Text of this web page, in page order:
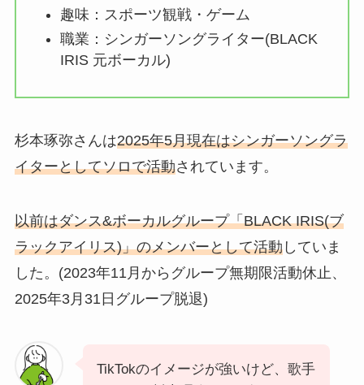
趣味：スポーツ観戦・ゲーム
職業：シンガーソングライター(BLACK
IRIS 元ボーカル)
杉本琢弥さんは2025年5月現在はシンガーソングラ
イターとしてソロで活動されています。
以前はダンス&ボーカルグループ「BLACK IRIS(ブ
ラックアイリス)」のメンバーとして活動していま
した。(2023年11月からグループ無期限活動休止、
2025年3月31日グループ脱退)
TikTokのイメージが強いけど、歌手